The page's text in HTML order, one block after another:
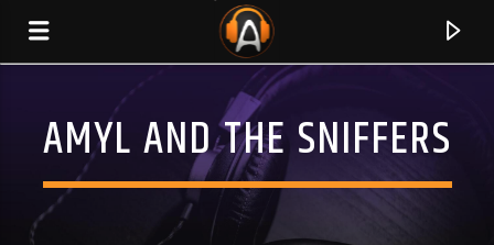
AMYL AND THE SNIFFERS